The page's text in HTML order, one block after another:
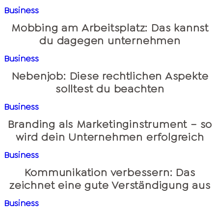
Business
Mobbing am Arbeitsplatz: Das kannst
du dagegen unternehmen
Business
Nebenjob: Diese rechtlichen Aspekte
solltest du beachten
Business
Branding als Marketinginstrument – so
wird dein Unternehmen erfolgreich
Business
Kommunikation verbessern: Das
zeichnet eine gute Verständigung aus
Business